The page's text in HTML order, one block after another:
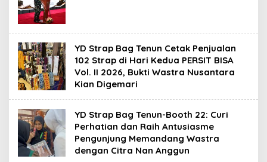
YD Strap Bag Tenun Cetak Penjualan
102 Strap di Hari Kedua PERSIT BISA
Vol. II 2026, Bukti Wastra Nusantara
Kian Digemari
YD Strap Bag Tenun-Booth 22: Curi
Perhatian dan Raih Antusiasme
Pengunjung Memandang Wastra
dengan Citra Nan Anggun